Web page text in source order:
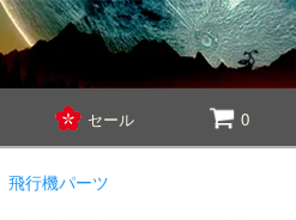
セール 0
飛行機パーツ